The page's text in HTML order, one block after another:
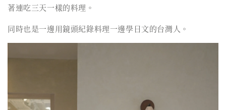
著連吃三天一樣的料理。
同時也是一邊用鏡頭紀錄料理一邊學日文的台灣人。